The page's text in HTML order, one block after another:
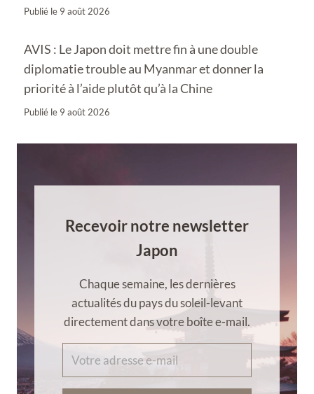
Publié le 9 août 2026
AVIS : Le Japon doit mettre fin à une double
diplomatie trouble au Myanmar et donner la
priorité à l’aide plutôt qu’à la Chine
Publié le 9 août 2026
Recevoir notre newsletter
Japon
Chaque semaine, les dernières
actualités du pays du soleil-levant
directement dans votre boîte e-mail.